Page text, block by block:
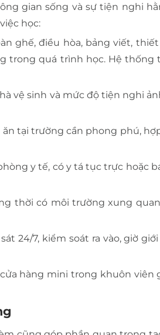
gian sống và sự tiện nghi
học:
ghế, điều hòa, bảng viết,
trong quá trình học. Hệ thống
vệ sinh và mức độ tiện nghi
tại trường cần phong phú,
y tế, có y tá tục trực hoặc
thời có môi trường xung
24/7, kiểm soát ra vào, giờ
hàng mini trong khuôn viên